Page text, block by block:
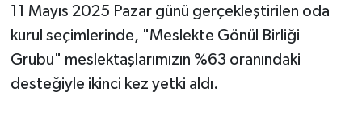
11 Mayıs 2025 Pazar günü gerçekleştirilen oda
kurul seçimlerinde, "Meslekte Gönül Birliği
Grubu" meslektaşlarımızın %63 oranındaki
desteğiyle ikinci kez yetki aldı.